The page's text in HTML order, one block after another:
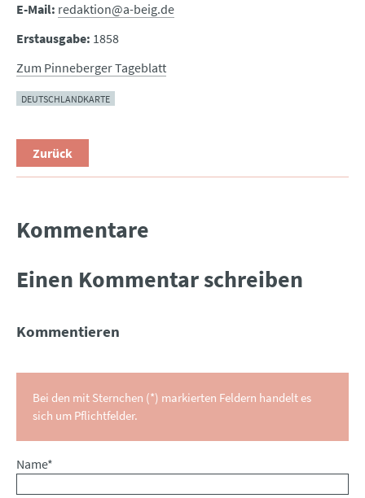
E-Mail: redaktion@a-beig.de
Erstausgabe: 1858
Zum Pinneberger Tageblatt
DEUTSCHLANDKARTE
Zurück
Kommentare
Einen Kommentar schreiben
Kommentieren
Bei den mit Sternchen (*) markierten Feldern handelt es
sich um Pflichtfelder.
Pflichtfeld
Name*